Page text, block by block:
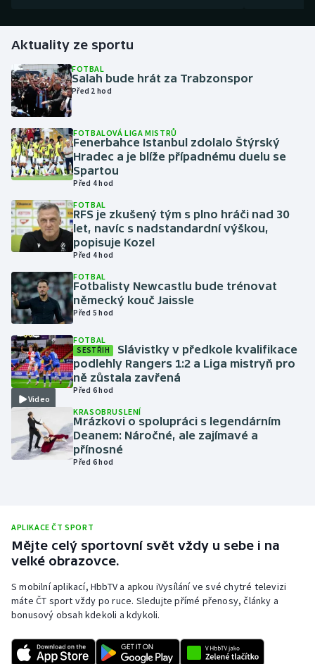
Gymnastika
Házená
Jezdectví
Judo
Krasobruslení
Lezení
Lyže a snowboard
Moderní pětiboj
Motorsport
Olympijské hry
Parasport
Plavání
Plážový volejbal
Rychlobruslení
Rychlostní kanoistika
Short track
Sportovní střelba
Stolní tenis
Aktuality ze sportu
FOTBAL
Salah bude hrát za Trabzonspor
Před 2 hod
FOTBALOVÁ LIGA MISTRŮ
Fenerbahce Istanbul zdolalo Štýrský
Hradec a je blíže případnému duelu se
Spartou
Před 4 hod
FOTBAL
RFS je zkušený tým s plno hráči nad 30
let, navíc s nadstandardní výškou,
popisuje Kozel
Před 4 hod
FOTBAL
Fotbalisty Newcastlu bude trénovat
německý kouč Jaissle
Před 5 hod
Video
FOTBAL
SESTŘIH
Slávistky v předkole kvalifikace
podlehly Rangers 1:2 a Liga mistryň pro
ně zůstala zavřená
Před 6 hod
KRASOBRUSLENÍ
Mrázkovi o spolupráci s legendárním
Deanem: Náročné, ale zajímavé a
přínosné
Před 6 hod
APLIKACE ČT SPORT
Mějte celý sportovní svět vždy u sebe i na
velké obrazovce.
S mobilní aplikací, HbbTV a apkou iVysílání ve své chytré televizi
máte ČT sport vždy po ruce. Sledujte přímé přenosy, články a
bonusový obsah kdekoli a kdykoli.